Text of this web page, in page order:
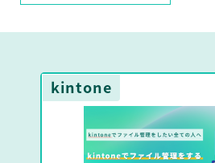
Smart at event
Smart at GATE for LINE WORKS
kintone